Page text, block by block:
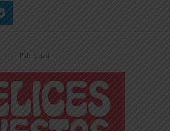
-- Publicidad --